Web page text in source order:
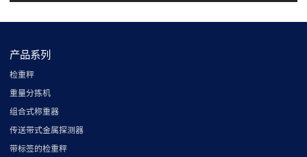
产品系列
检重秤
重量分拣机
组合式称重器
传送带式金属探测器
带标签的检重秤